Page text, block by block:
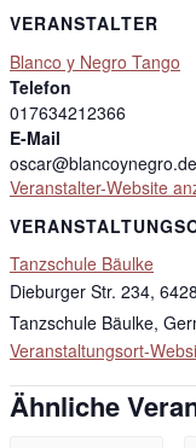
VERANSTALTER
Blanco y Negro Tango
Telefon
017634212366
E-Mail
oscar@blancoynegro.de
Veranstalter-Website
Tanzschule Bäulke
Dieburger Str. 234,
Tanzschule Bäulke,
Veranstaltungsort-
Ähnliche